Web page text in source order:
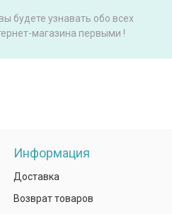
будете узнавать обо всех
магазина первыми !
Информация
Доставка
Возврат товаров